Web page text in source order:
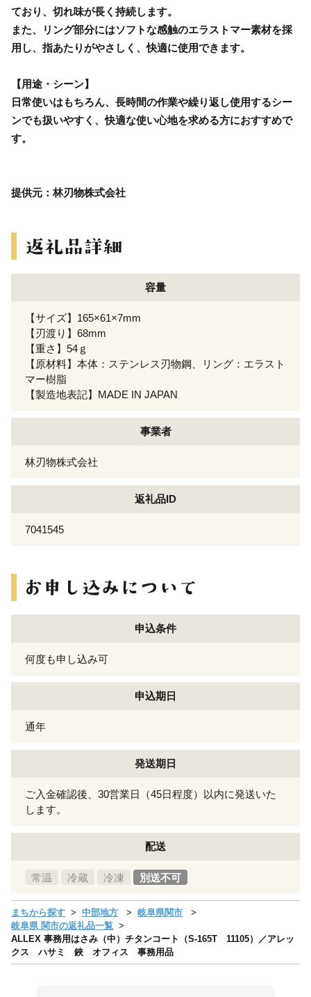
ており、切れ味が長く持続します。
また、リング部分にはソフトな感触のエラストマー素材を採
用し、指あたりがやさしく、快適に使用できます。
【用途・シーン】
日常使いはもちろん、長時間の作業や繰り返し使用するシー
ンでも扱いやすく、快適な使い心地を求める方におすすめで
す。
提供元：林刃物株式会社
容量
【サイズ】165×61×7mm
【刃渡り】68mm
【重さ】54ｇ
【原材料】本体：ステンレス刃物鋼、リング：エラスト
マー樹脂
【製造地表記】MADE IN JAPAN
事業者
林刃物株式会社
返礼品ID
7041545
申込条件
何度も申し込み可
申込期日
通年
発送期日
ご入金確認後、30営業日（45日程度）以内に発送いた
します。
配送
常温 冷蔵 冷凍 別送不可
まちから探す 中部地方
岐阜県関市
岐阜県 関市の返礼品一覧
ALLEX 事務用はさみ（中）チタンコート（S-165T 11105）／アレッ
クス ハサミ 鋏 オフィス 事務用品